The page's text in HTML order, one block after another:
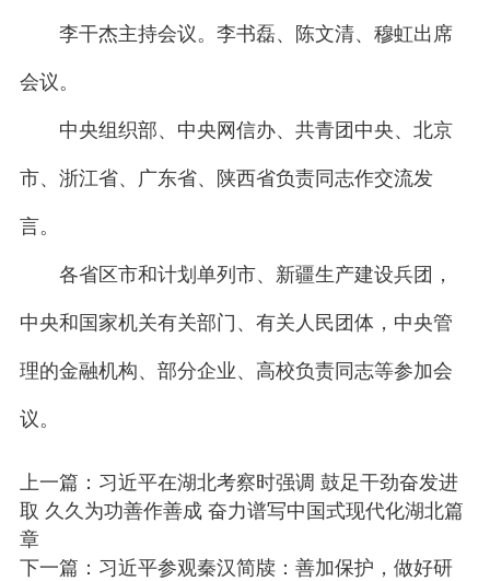
李干杰主持会议。李书磊、陈文清、穆虹出席
会议。
中央组织部、中央网信办、共青团中央、北京
市、浙江省、广东省、陕西省负责同志作交流发
言。
各省区市和计划单列市、新疆生产建设兵团，
中央和国家机关有关部门、有关人民团体，中央管
理的金融机构、部分企业、高校负责同志等参加会
议。
上一篇：习近平在湖北考察时强调 鼓足干劲奋发进
取 久久为功善作善成 奋力谱写中国式现代化湖北篇
章
下一篇：习近平参观秦汉简牍：善加保护，做好研